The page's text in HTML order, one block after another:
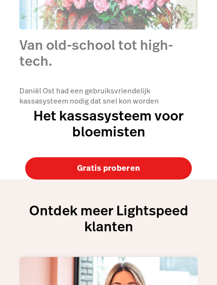
Van old-school tot high-
tech.
Daniël Ost had een gebruiksvriendelijk
kassasysteem nodig dat snel kon worden
geïmplementeerd met oog op de verschillende
winkels. Voordat ze Lightspeed implementeerden
was alles nog een beetje 'old school' met
Het kassasysteem voor
bloemisten
Gratis proberen
Ontdek meer Lightspeed
klanten